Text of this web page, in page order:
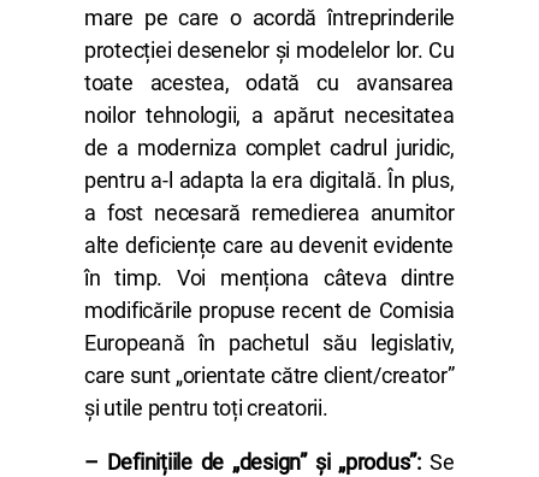
mare pe care o acordă întreprinderile
protecției desenelor și modelelor lor. Cu
toate acestea, odată cu avansarea
noilor tehnologii, a apărut necesitatea
de a moderniza complet cadrul juridic,
pentru a-l adapta la era digitală. În plus,
a fost necesară remedierea anumitor
alte deficiențe care au devenit evidente
în timp. Voi menționa câteva dintre
modificările propuse recent de Comisia
Europeană în pachetul său legislativ,
care sunt „orientate către client/creator”
și utile pentru toți creatorii.
– Definițiile de „design” și „produs”:Se